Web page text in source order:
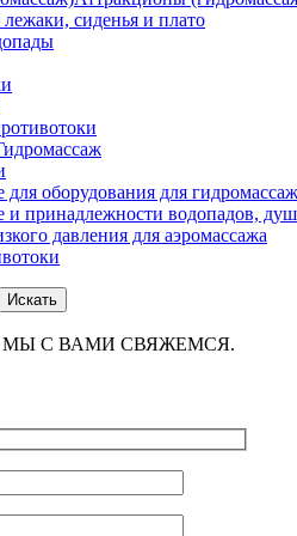
сиденья и плато
оборудования для
принадлежности водопадов,
давления для аэромассажа
Искать
С ВАМИ СВЯЖЕМСЯ.